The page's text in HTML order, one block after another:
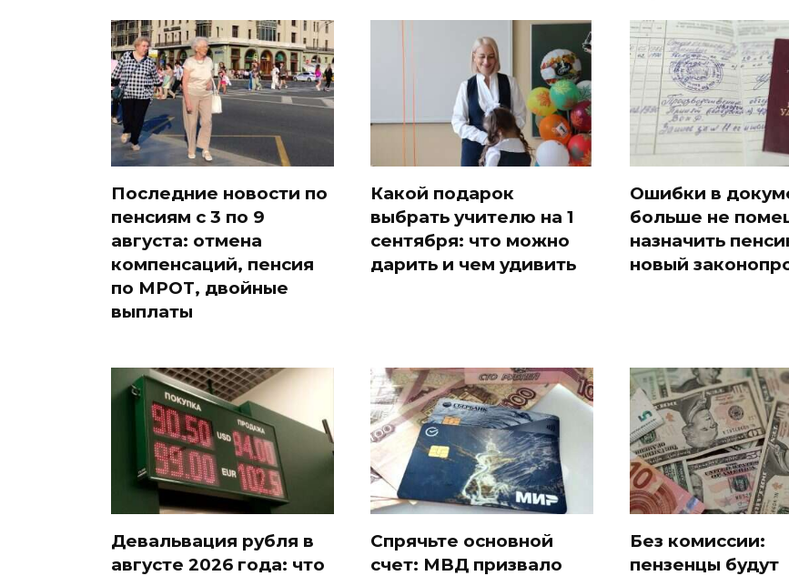
Последние новости по
пенсиям с 3 по 9
августа: отмена
компенсаций, пенсия
по МРОТ, двойные
выплаты
Какой подарок
выбрать учителю на 1
сентября: что можно
дарить и чем удивить
Ошибки в
больше не
назначить
новый
Девальвация рубля в
августе 2026 года: что
Спрячьте основной
счет: МВД призвало
Без комиссии:
пензенцы будут